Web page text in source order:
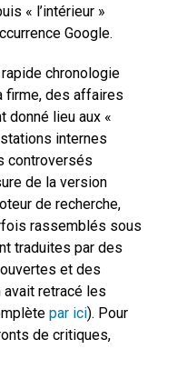
« l’intérieur »
Google.
chronologie
firme, des affaires
donné lieu aux «
internes
controversés
de la version
de recherche,
rassemblés sous
traduites par des
et des
retracé les
par ici). Pour
de critiques,